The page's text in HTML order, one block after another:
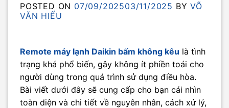
POSTED ON 07/09/202503/11/2025 BYVÕ
VĂN HIẾU
Remote máy lạnh Daikin bấm không kêu là tình
trạng khá phổ biến, gây không ít phiền toái cho
người dùng trong quá trình sử dụng điều hòa.
Bài viết dưới đây sẽ cung cấp cho bạn cái nhìn
toàn diện và chi tiết về nguyên nhân, cách xử lý,